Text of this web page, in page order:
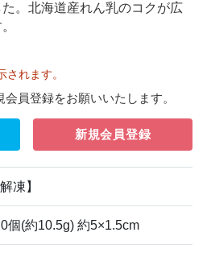
。北海道産れん乳のコクが広
れます。
員登録をお願いいたします。
新規会員登録
凍】
個(約10.5g) 約5×1.5cm